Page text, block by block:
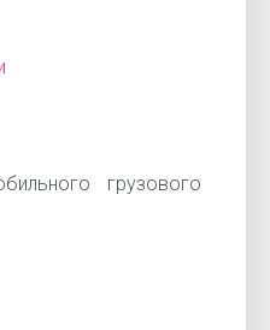
грузового